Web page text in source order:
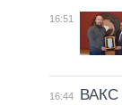
16:51
16:44
ВАКС